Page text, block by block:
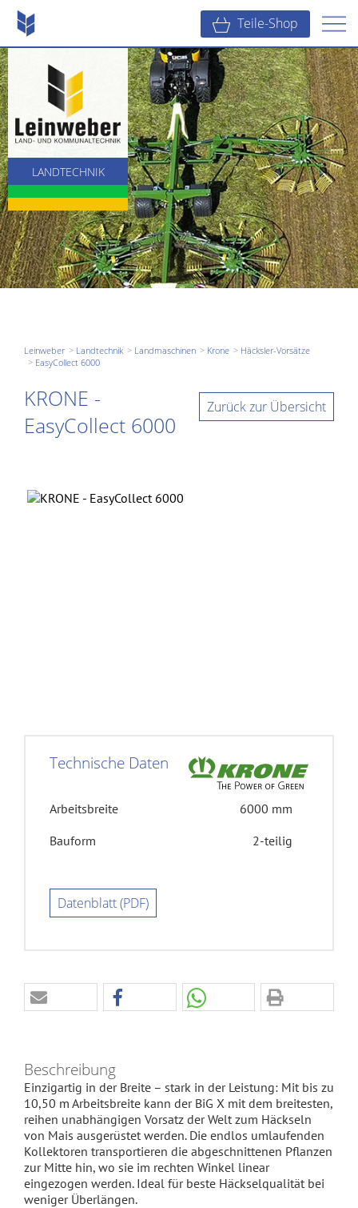
Teile-Shop
LANDTECHNIK
KOMMUNALTECHNIK
BAUTECHNIK
Leinweber Landtechnik Landmaschinen Krone
Häcksler-Vorsätze
EasyCollect 6000
Zurück zur Übersicht
KRONE -
EasyCollect 6000
Technische Daten
Arbeitsbreite
6000 mm
Bauform
2-teilig
Datenblatt (PDF)
Beschreibung
Einzigartig in der Breite – stark in der Leistung: Mit bis zu
10,50 m Arbeitsbreite kann der BiG X mit dem breitesten,
reihen unabhängigen Vorsatz der Welt zum Häckseln
von Mais ausgerüstet werden. Die endlos umlaufenden
Kollektoren transportieren die abgeschnittenen Pflanzen
zur Mitte hin, wo sie im rechten Winkel linear
eingezogen werden. Ideal für beste Häckselqualität bei
weniger Überlängen.